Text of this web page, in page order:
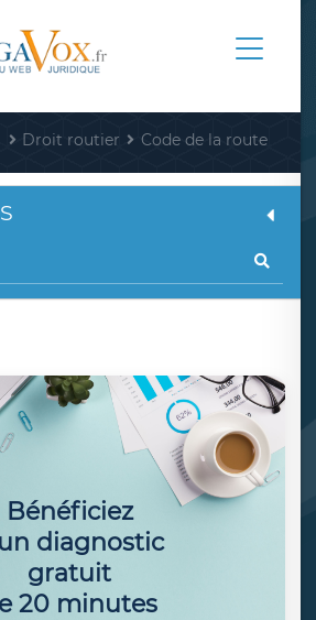
Droit routier Code de la route
Bénéficiez
diagnostic
gratuit
20 minutes